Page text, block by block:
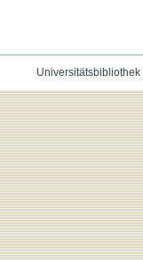
Universitätsbibliothek|